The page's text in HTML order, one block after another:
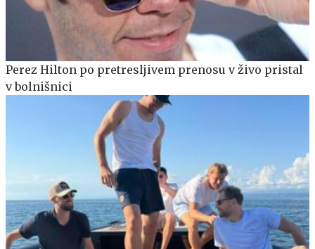
Perez Hilton po pretresljivem prenosu v živo pristal
v bolnišnici